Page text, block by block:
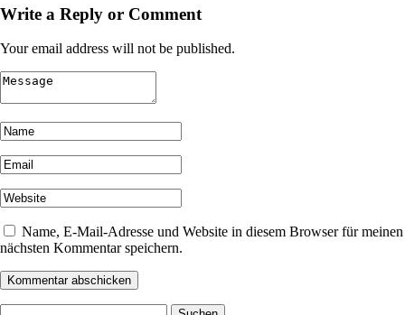
Write a Reply or Comment
Your email address will not be published.
Name, E-Mail-Adresse und Website in diesem Browser für meinen
nächsten Kommentar speichern.